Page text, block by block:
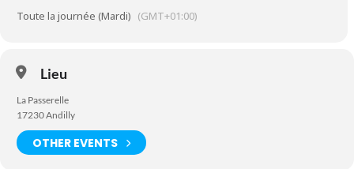
Toute la journée (Mardi) (GMT+01:00)
Lieu
La Passerelle
17230 Andilly
OTHER EVENTS